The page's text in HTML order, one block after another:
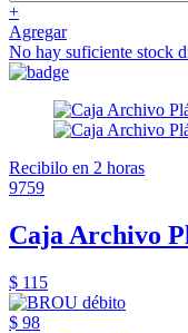
+
Agregar
No hay suficiente stock
Recibilo en 2 horas
9759
Caja Archivo
$ 115
$ 98